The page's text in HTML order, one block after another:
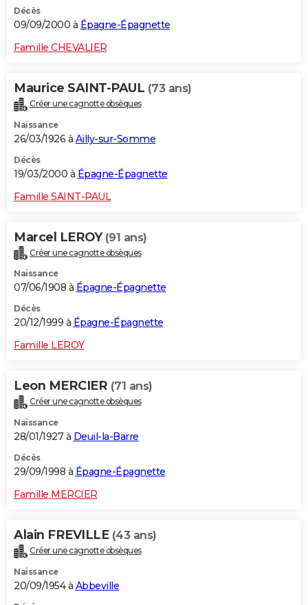
Décès
09/09/2000 à Épagne-Épagnette
Famille CHEVALIER
Maurice SAINT-PAUL (73 ans)
Créer une cagnotte obsèques
Naissance
26/03/1926 à Ailly-sur-Somme
Décès
19/03/2000 à Épagne-Épagnette
Famille SAINT-PAUL
Marcel LEROY (91 ans)
Créer une cagnotte obsèques
Naissance
07/06/1908 à Épagne-Épagnette
Décès
20/12/1999 à Épagne-Épagnette
Famille LEROY
Leon MERCIER (71 ans)
Créer une cagnotte obsèques
Naissance
28/01/1927 à Deuil-la-Barre
Décès
29/09/1998 à Épagne-Épagnette
Famille MERCIER
Alain FREVILLE (43 ans)
Créer une cagnotte obsèques
Naissance
20/09/1954 à Abbeville